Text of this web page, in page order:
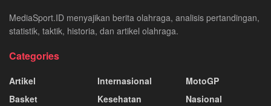
MediaSport.ID menyajikan berita olahraga, analisis pertandingan,
statistik, taktik, historia, dan artikel olahraga.
Categories
Artikel
Basket
Internasional
Kesehatan
MotoGP
Nasional